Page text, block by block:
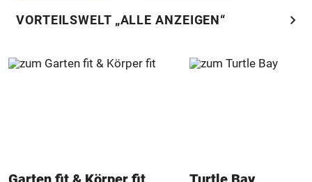
VORTEILSWELT „ALLE ANZEIGEN“ chevron_right